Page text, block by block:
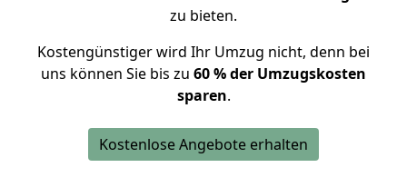
zu bieten.
Kostengünstiger wird Ihr Umzug nicht, denn bei
uns können Sie bis zu 60 % der Umzugskosten
sparen.
Kostenlose Angebote erhalten